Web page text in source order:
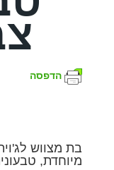
הדפסה
בת מצווש
מיוחדת,